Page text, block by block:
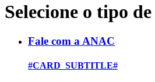
Selecione o tipo
Fale com a ANAC
#CARD_SUBTITLE#